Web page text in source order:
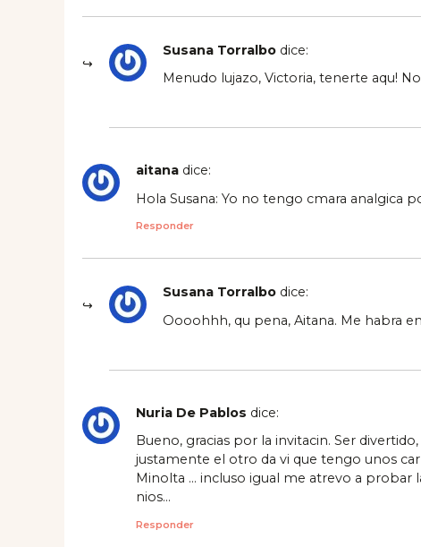
Susana Torralbo dice:
Menudo lujazo, Victoria, tenerte aqu!
aitana dice:
Hola Susana: Yo no tengo cmara analgica
Responder
Susana Torralbo dice:
Oooohhh, qu pena, Aitana. Me habra
Nuria De Pablos dice:
Bueno, gracias por la invitacin. Ser
justamente el otro da vi que tengo unos
Minolta … incluso igual me atrevo a probar
nios…
Responder